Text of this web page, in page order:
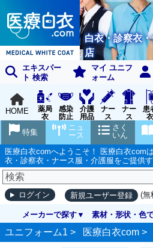
白衣・診察衣
店
エキスパー
ト 検索
マイ ユニフ
ォーム
HOME
薬局
衣
感染
防止
用品
介護
用品
ナー
ス
グッ
ズ
ナー
ス
ウェ
ア
患
衣
さく
いん
ニュ
ース
特集
医療白衣comへようこそ！ 医療白衣com
衣・診察衣・ナース服・介護服をご提供
ログイン 新規ユーザー登録 (無
メーカーで探す 素材・形状・色
ユニフォーム1 > 医療白衣com >